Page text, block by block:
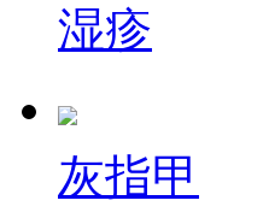
湿疹
灰指甲